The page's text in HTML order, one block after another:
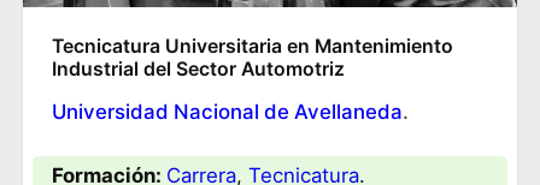
Tecnicatura Universitaria en Mantenimiento
Industrial del Sector Automotriz
Universidad Nacional de Avellaneda.
Formación: Carrera, Tecnicatura.